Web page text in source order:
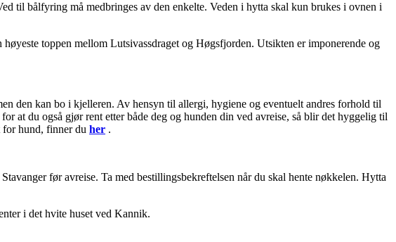
til bålfyring må medbringes av den enkelte. Veden i hytta skal kun brukes i ovnen i
toppen mellom Lutsivassdraget og Høgsfjorden. Utsikten er imponerende og
den kan bo i kjelleren. Av hensyn til allergi, hygiene og eventuelt andres forhold til
at du også gjør rent etter både deg og hunden din ved avreise, så blir det hyggelig til
for hund, finner du her .
før avreise. Ta med bestillingsbekreftelsen når du skal hente nøkkelen. Hytta
i det hvite huset ved Kannik.